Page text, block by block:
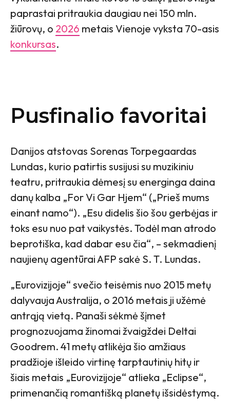
paprastai pritraukia daugiau nei 150 mln.
žiūrovų, o 2026 metais Vienoje vyksta 70-asis
konkursas.
Pusfinalio favoritai
Danijos atstovas Sorenas Torpegaardas
Lundas, kurio patirtis susijusi su muzikiniu
teatru, pritraukia dėmesį su energinga daina
danų kalba „For Vi Gar Hjem“ („Prieš mums
einant namo“). „Esu didelis šio šou gerbėjas ir
toks esu nuo pat vaikystės. Todėl man atrodo
beprotiška, kad dabar esu čia“, – sekmadienį
naujienų agentūrai AFP sakė S. T. Lundas.
„Eurovizijoje“ svečio teisėmis nuo 2015 metų
dalyvauja Australija, o 2016 metais ji užėmė
antrąją vietą. Panaši sėkmė šįmet
prognozuojama žinomai žvaigždei Deltai
Goodrem. 41 metų atlikėja šio amžiaus
pradžioje išleido virtinę tarptautinių hitų ir
šiais metais „Eurovizijoje“ atlieka „Eclipse“,
primenančią romantišką planetų išsidėstymą.